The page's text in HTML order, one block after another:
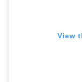
View